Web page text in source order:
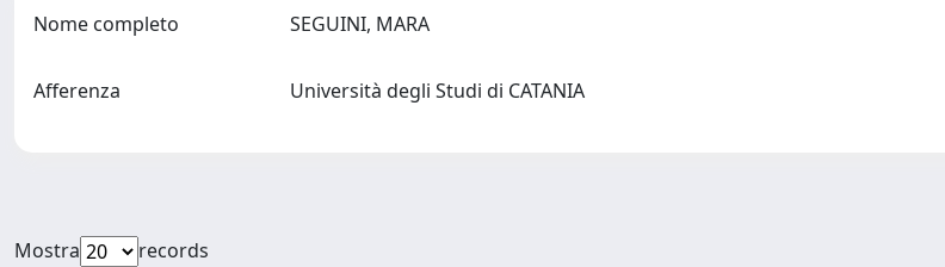
Nome completo SEGUINI, MARA
Afferenza Università degli Studi di CATANIA
Mostra
records